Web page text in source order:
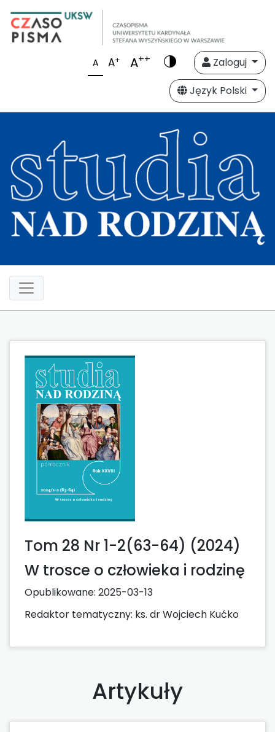
A A+ A++
Zaloguj
Język Polski
Tom 28 Nr 1-2(63-64) (2024)
W trosce o człowieka i rodzinę
Opublikowane: 2025-03-13
Redaktor tematyczny: ks. dr Wojciech Kućko
Artykuły